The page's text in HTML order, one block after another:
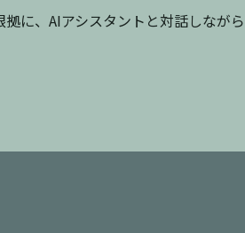
に、AIアシスタントと対話しながら